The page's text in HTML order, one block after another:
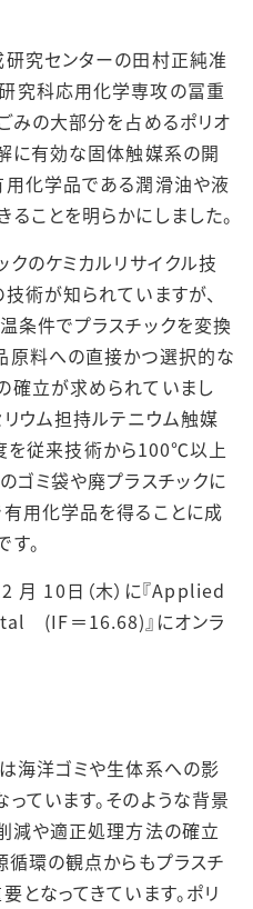
究センターの田村正純准
究科応用化学専攻の冨重
みの大部分を占めるポリオ
に有効な固体触媒系の開
化学品である潤滑油や液
ことを明らかにしました。
のケミカルリサイクル技
術が知られていますが、
条件でプラスチックを変換
原料への直接かつ選択的な
確立が求められていまし
ウム担持ルテニウム触媒
を従来技術から100℃以上
ゴミ袋や廃プラスチックに
用化学品を得ることに成
。
10日（木）に『Applied
(IF＝16.68)』にオンラ
海洋ゴミや生体系への影
ています。そのような背景
減や適正処理方法の確立
循環の観点からもプラスチ
となってきています。ポリ